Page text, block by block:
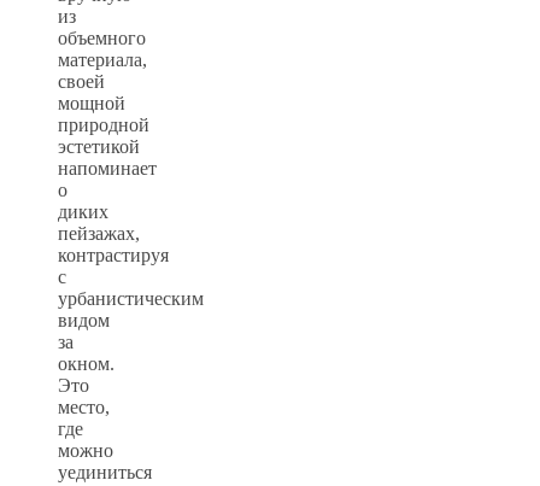
из
объемного
материала,
своей
мощной
природной
эстетикой
напоминает
о
диких
пейзажах,
контрастируя
с
урбанистическим
видом
за
окном.
Это
место,
где
можно
уединиться